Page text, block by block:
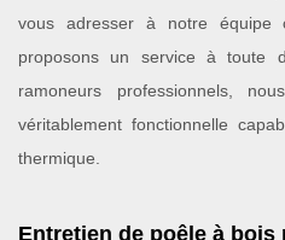
vous adresser à notre équipe
proposons un service à toute
ramoneurs professionnels,
véritablement fonctionnelle
thermique.
Entretien de poêle à